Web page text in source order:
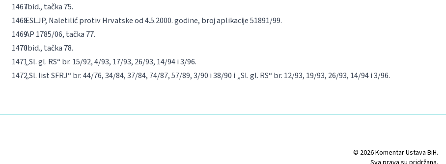
Ibid., tačka 75.
ESLJP, Naletilić protiv Hrvatske od 4.5.2000. godine, broj aplikacije 51891/99.
AP 1785/06, tačka 77.
Ibid., tačka 78.
„Sl. gl. RS“ br. 15/92, 4/93, 17/93, 26/93, 14/94 i 3/96.
„Sl. list SFRJ“ br. 44/76, 34/84, 37/84, 74/87, 57/89, 3/90 i 38/90 i „Sl. gl. RS“ br. 12/93, 19/93, 26/93, 14/94 i 3/96.
© 2026 Komentar Ustava BiH.